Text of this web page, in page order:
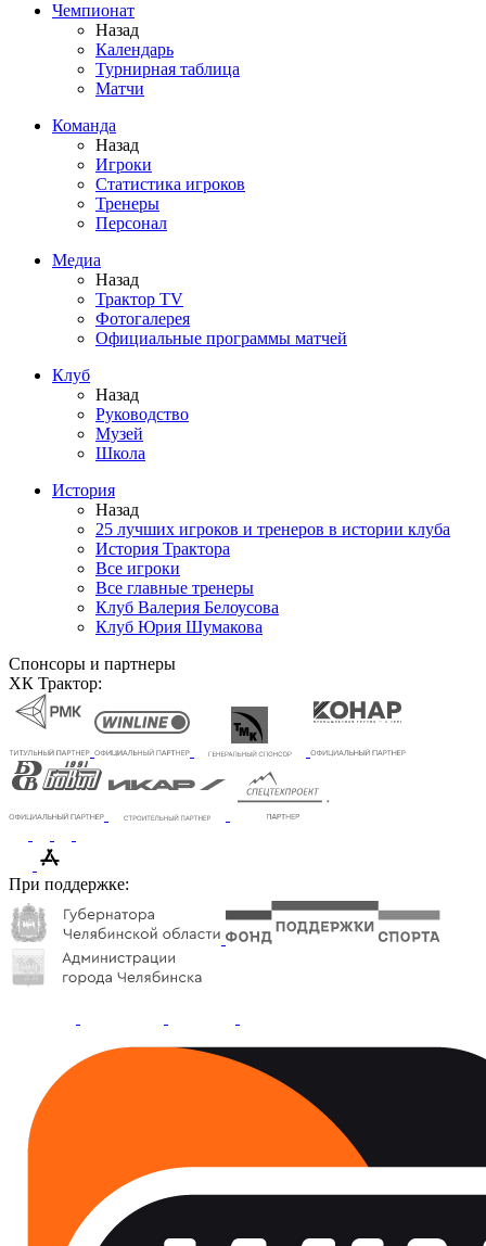
Чемпионат
Назад
Календарь
Турнирная таблица
Матчи
Команда
Назад
Игроки
Статистика игроков
Тренеры
Персонал
Медиа
Назад
Трактор TV
Фотогалерея
Официальные программы матчей
Клуб
Назад
Руководство
Музей
Школа
История
Назад
25 лучших игроков и тренеров в истории клуба
История Трактора
Все игроки
Все главные тренеры
Клуб Валерия Белоусова
Клуб Юрия Шумакова
Спонсоры и партнеры
ХК Трактор:
При поддержке: